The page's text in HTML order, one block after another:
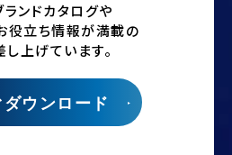
ンドカタログや
役立ち情報が満載の
上げています。
ウンロード